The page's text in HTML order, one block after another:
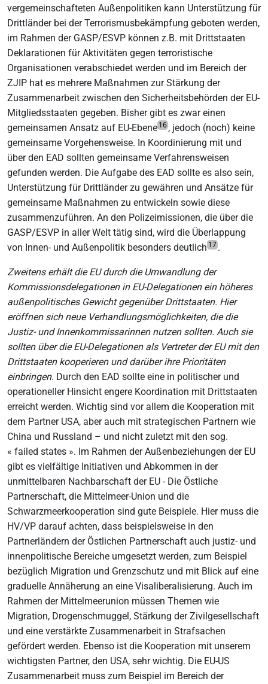
vergemeinschafteten Außenpolitiken kann Unterstützung für
Drittländer bei der Terrorismusbekämpfung geboten werden,
im Rahmen der GASP/ESVP können z.B. mit Drittstaaten
Deklarationen für Aktivitäten gegen terroristische
Organisationen verabschiedet werden und im Bereich der
ZJIP hat es mehrere Maßnahmen zur Stärkung der
Zusammenarbeit zwischen den Sicherheitsbehörden der EU-
Mitgliedsstaaten gegeben. Bisher gibt es zwar einen
gemeinsamen Ansatz auf EU-Ebene 16 , jedoch (noch) keine
gemeinsame Vorgehensweise. In Koordinierung mit und
über den EAD sollten gemeinsame Verfahrensweisen
gefunden werden. Die Aufgabe des EAD sollte es also sein,
Unterstützung für Drittländer zu gewähren und Ansätze für
gemeinsame Maßnahmen zu entwickeln sowie diese
zusammenzuführen. An den Polizeimissionen, die über die
GASP/ESVP in aller Welt tätig sind, wird die Überlappung
von Innen- und Außenpolitik besonders deutlich 17 .
Zweitens erhält die EU durch die Umwandlung der
Kommissionsdelegationen in EU-Delegationen ein höheres
außenpolitisches Gewicht gegenüber Drittstaaten. Hier
eröffnen sich neue Verhandlungsmöglichkeiten, die die
Justiz- und Innenkommissarinnen nutzen sollten. Auch sie
sollten über die EU-Delegationen als Vertreter der EU mit den
Drittstaaten kooperieren und darüber ihre Prioritäten
einbringen. Durch den EAD sollte eine in politischer und
operationeller Hinsicht engere Koordination mit Drittstaaten
erreicht werden. Wichtig sind vor allem die Kooperation mit
dem Partner USA, aber auch mit strategischen Partnern wie
China und Russland – und nicht zuletzt mit den sog.
« failed states ». Im Rahmen der Außenbeziehungen der EU
gibt es vielfältige Initiativen und Abkommen in der
unmittelbaren Nachbarschaft der EU - Die Östliche
Partnerschaft, die Mittelmeer-Union und die
Schwarzmeerkooperation sind gute Beispiele. Hier muss die
HV/VP darauf achten, dass beispielsweise in den
Partnerländern der Östlichen Partnerschaft auch justiz- und
innenpolitische Bereiche umgesetzt werden, zum Beispiel
bezüglich Migration und Grenzschutz und mit Blick auf eine
graduelle Annäherung an eine Visaliberalisierung. Auch im
Rahmen der Mittelmeerunion müssen Themen wie
Migration, Drogenschmuggel, Stärkung der Zivilgesellschaft
und eine verstärkte Zusammenarbeit in Strafsachen
gefördert werden. Ebenso ist die Kooperation mit unserem
wichtigsten Partner, den USA, sehr wichtig. Die EU-US
Zusammenarbeit muss zum Beispiel im Bereich der